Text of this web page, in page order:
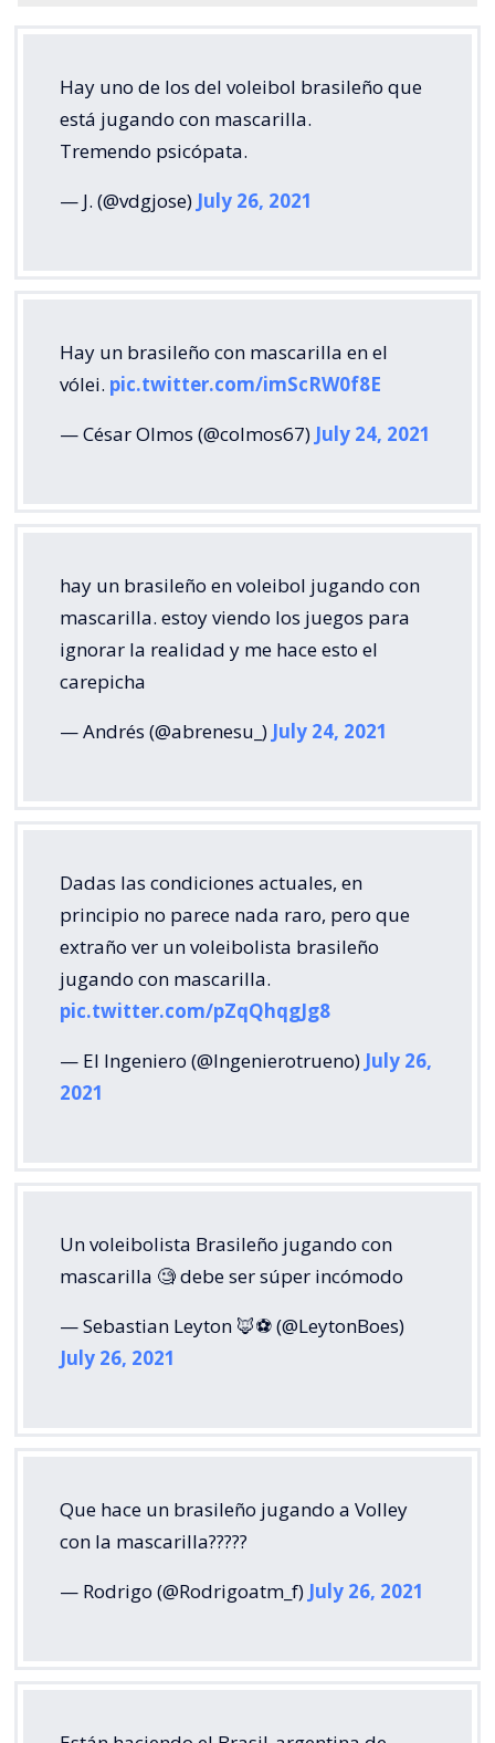
Hay uno de los del voleibol brasileño que
está jugando con mascarilla.
Tremendo psicópata.
— J. (@vdgjose) July 26, 2021
Hay un brasileño con mascarilla en el
vólei. pic.twitter.com/imScRW0f8E
— César Olmos (@colmos67) July 24, 2021
hay un brasileño en voleibol jugando con
mascarilla. estoy viendo los juegos para
ignorar la realidad y me hace esto el
carepicha
— Andrés (@abrenesu_) July 24, 2021
Dadas las condiciones actuales, en
principio no parece nada raro, pero que
extraño ver un voleibolista brasileño
jugando con mascarilla.
pic.twitter.com/pZqQhqgJg8
— El Ingeniero (@Ingenierotrueno) July 26,
2021
Un voleibolista Brasileño jugando con
mascarilla 🧐 debe ser súper incómodo
— Sebastian Leyton 🦊⚽️ (@LeytonBoes)
July 26, 2021
Que hace un brasileño jugando a Volley
con la mascarilla?????
— Rodrigo (@Rodrigoatm_f) July 26, 2021